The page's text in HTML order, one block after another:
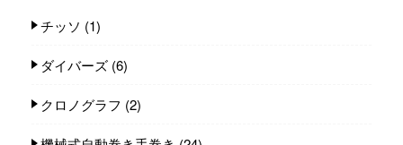
チッソ (1)
ダイバーズ (6)
クロノグラフ (2)